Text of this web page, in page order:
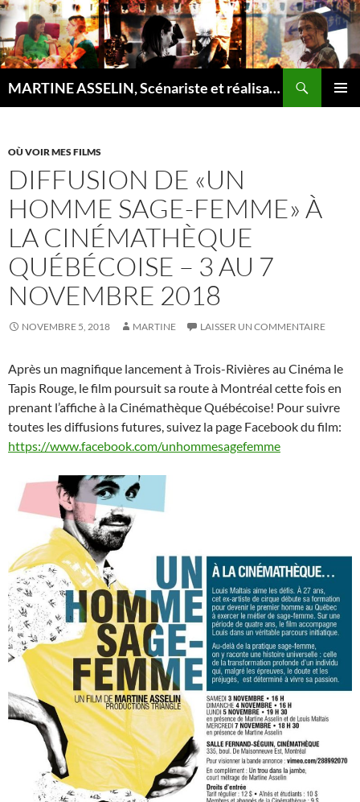
MARTINE ASSELIN, Scénariste et réalisatrice
OÙ VOIR MES FILMS
DIFFUSION DE «UN
HOMME SAGE-FEMME» À
LA CINÉMATHÈQUE
QUÉBÉCOISE – 3 AU 7
NOVEMBRE 2018
NOVEMBRE 5, 2018 MARTINE LAISSER UN COMMENTAIRE
Après un magnifique lancement à Trois-Rivières au Cinéma le
Tapis Rouge, le film poursuit sa route à Montréal cette fois en
prenant l’affiche à la Cinémathèque Québécoise! Pour suivre
toutes les diffusions futures, suivez la page Facebook du film:
https://www.facebook.com/unhommesagefemme